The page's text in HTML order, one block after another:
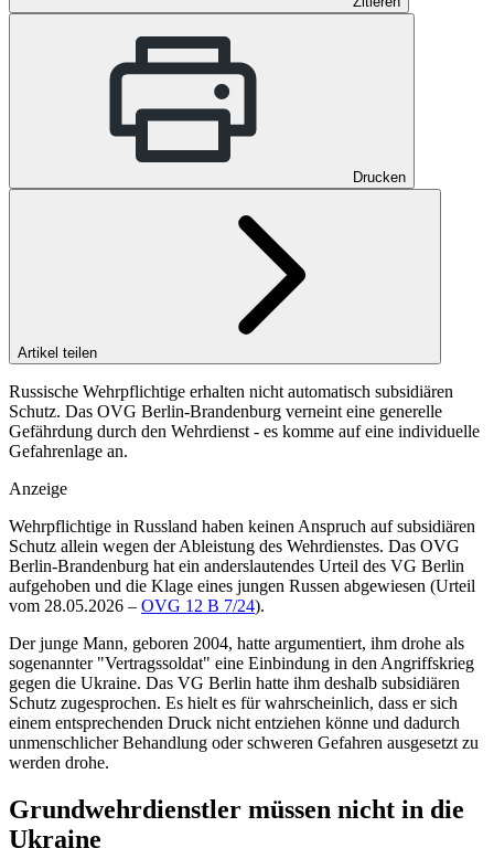
Drucken
Artikel teilen
Russische Wehrpflichtige erhalten nicht automatisch subsidiären
Schutz. Das OVG Berlin‑Brandenburg verneint eine generelle
Gefährdung durch den Wehrdienst - es komme auf eine individuelle
Gefahrenlage an.
Anzeige
Wehrpflichtige in Russland haben keinen Anspruch auf subsidiären
Schutz allein wegen der Ableistung des Wehrdienstes. Das OVG
Berlin‑Brandenburg hat ein anderslautendes Urteil des VG Berlin
aufgehoben und die Klage eines jungen Russen abgewiesen (Urteil
vom 28.05.2026 – OVG 12 B 7/24).
Der junge Mann, geboren 2004, hatte argumentiert, ihm drohe als
sogenannter "Vertragssoldat" eine Einbindung in den Angriffskrieg
gegen die Ukraine. Das VG Berlin hatte ihm deshalb subsidiären
Schutz zugesprochen. Es hielt es für wahrscheinlich, dass er sich
einem entsprechenden Druck nicht entziehen könne und dadurch
unmenschlicher Behandlung oder schweren Gefahren ausgesetzt zu
werden drohe.
Grundwehrdienstler müssen nicht in die
Ukraine